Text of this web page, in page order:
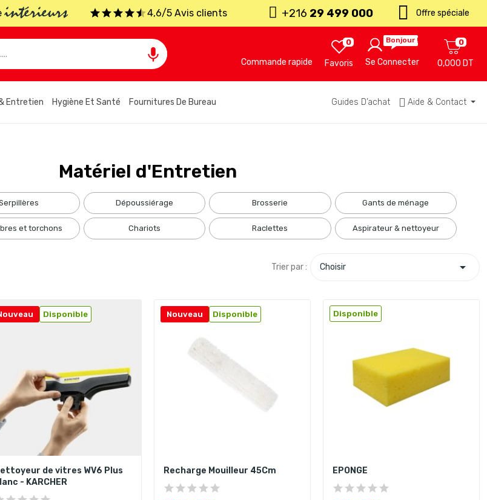
intérieurs 4,6/5 Avis clients +216 29 499 000 Offre spéciale
 Commande rapide Favoris
0 Bonjour !
Se Connecter 0,000 DT
0
Entretien Hygiène Et Santé Fournitures De Bureau Guides D’achat Aide & Contact
Matériel d'Entretien
serpillères dépoussiérage brosserie gants de ménage
et torchons chariots raclettes aspirateur & nettoyeur
Trier par : Choisir 
Disponible
de vitres WV6 Plus
- KARCHER
Nouveau Disponible
Recharge Mouilleur 45Cm
Disponible
EPONGE